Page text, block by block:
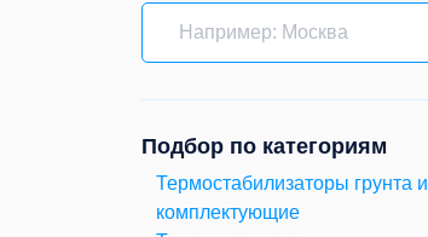
Подбор по категориям
Термостабилизаторы грунта и
комплектующие